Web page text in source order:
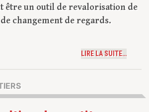
être un outil de revalorisation de
changement de regards.
LIRE LA SUITE…